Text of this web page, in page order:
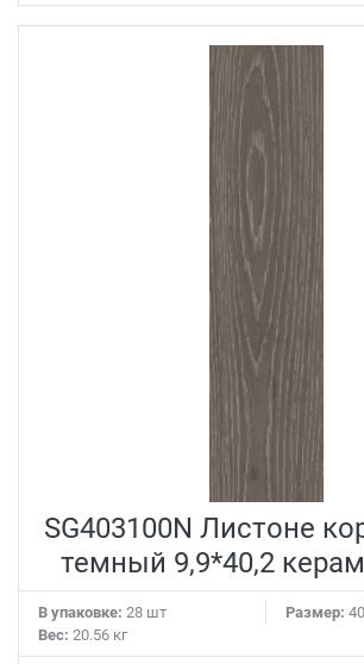
SG403100N Листоне
темный 9,9*40,2
В упаковке: 28 шт Размер:
Вес: 20.56 кг